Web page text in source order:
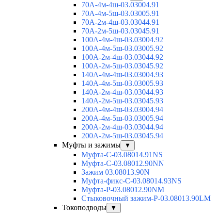
70А-4м-4ш-03.03004.91
70А-4м-5ш-03.03005.91
70А-2м-4ш-03.03044.91
70А-2м-5ш-03.03045.91
100А-4м-4ш-03.03004.92
100А-4м-5ш-03.03005.92
100А-2м-4ш-03.03044.92
100А-2м-5ш-03.03045.92
140А-4м-4ш-03.03004.93
140А-4м-5ш-03.03005.93
140А-2м-4ш-03.03044.93
140А-2м-5ш-03.03045.93
200А-4м-4ш-03.03004.94
200А-4м-5ш-03.03005.94
200А-2м-4ш-03.03044.94
200А-2м-5ш-03.03045.94
Муфты и зажимы
▼
Муфта-С-03.08014.91NS
Муфта-С-03.08012.90NN
Зажим 03.08013.90N
Муфта-фикс-С-03.08014.93NS
Муфта-Р-03.08012.90NM
Стыковочный зажим-Р-03.08013.90LM
Токоподводы
▼